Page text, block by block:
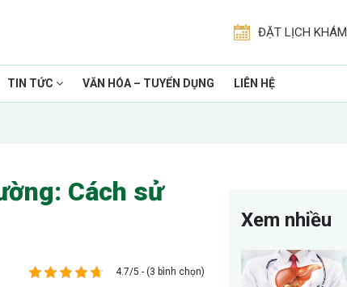
ĐẶT LỊCH KHÁM
TIN TỨC VĂN HÓA – TUYỂN DỤNG LIÊN HỆ
Cách sử
4.7/5 - (3 bình chọn)
Xem nhiều